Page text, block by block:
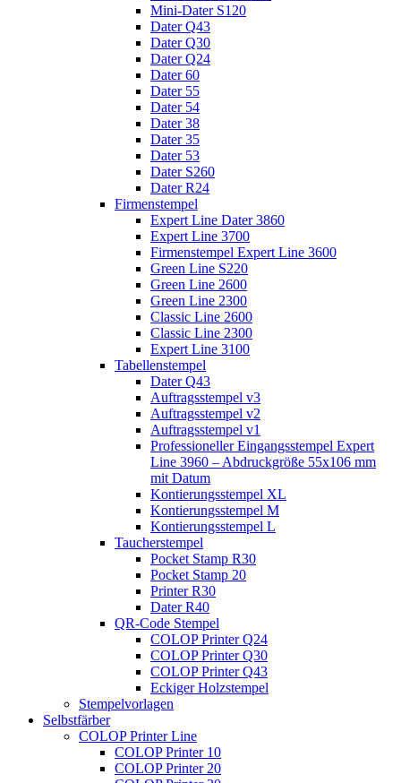
Mini-Dater S120
Dater Q43
Dater Q30
Dater Q24
Dater 60
Dater 55
Dater 54
Dater 38
Dater 35
Dater 53
Dater S260
Dater R24
Firmenstempel
Expert Line Dater 3860
Expert Line 3700
Firmenstempel Expert Line 3600
Green Line S220
Green Line 2600
Green Line 2300
Classic Line 2600
Classic Line 2300
Expert Line 3100
Tabellenstempel
Dater Q43
Auftragsstempel v3
Auftragsstempel v2
Auftragsstempel v1
Professioneller Eingangsstempel Expert
Line 3960 – Abdruckgröße 55x106 mm
mit Datum
Kontierungsstempel XL
Kontierungsstempel M
Kontierungsstempel L
Taucherstempel
Pocket Stamp R30
Pocket Stamp 20
Printer R30
Dater R40
QR-Code Stempel
COLOP Printer Q24
COLOP Printer Q30
COLOP Printer Q43
Eckiger Holzstempel
Stempelvorlagen
Selbstfärber
COLOP Printer Line
COLOP Printer 10
COLOP Printer 20